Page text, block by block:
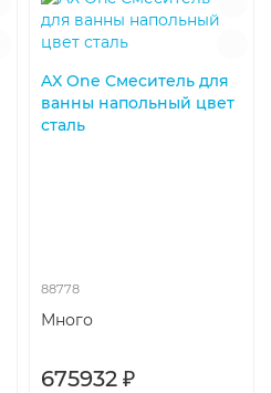
AX One Смеситель для
ванны напольный цвет
сталь
88778
Много
675932 ₽